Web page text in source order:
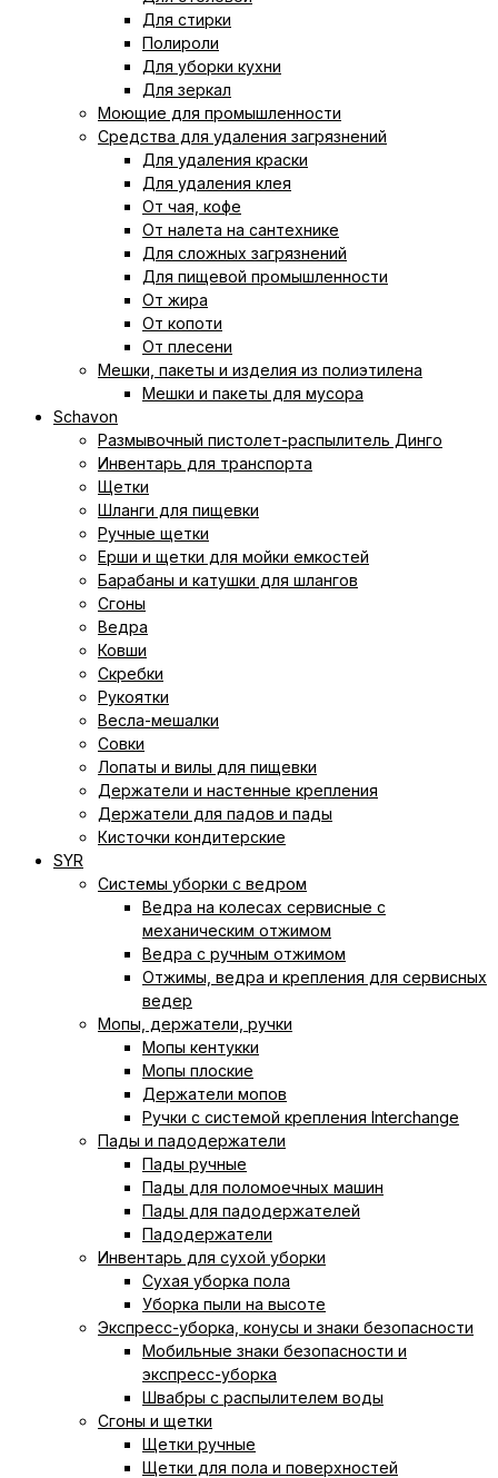
Для стирки
Полироли
Для уборки кухни
Для зеркал
Моющие для промышленности
Средства для удаления загрязнений
Для удаления краски
Для удаления клея
От чая, кофе
От налета на сантехнике
Для сложных загрязнений
Для пищевой промышленности
От жира
От копоти
От плесени
Мешки, пакеты и изделия из полиэтилена
Мешки и пакеты для мусора
Schavon
Размывочный пистолет-распылитель Динго
Инвентарь для транспорта
Щетки
Шланги для пищевки
Ручные щетки
Ерши и щетки для мойки емкостей
Барабаны и катушки для шлангов
Сгоны
Ведра
Ковши
Скребки
Рукоятки
Весла-мешалки
Совки
Лопаты и вилы для пищевки
Держатели и настенные крепления
Держатели для падов и пады
Кисточки кондитерские
SYR
Системы уборки с ведром
Ведра на колесах сервисные с
механическим отжимом
Ведра с ручным отжимом
Отжимы, ведра и крепления для сервисных
ведер
Мопы, держатели, ручки
Мопы кентукки
Мопы плоские
Держатели мопов
Ручки с системой крепления Interchange
Пады и падодержатели
Пады ручные
Пады для поломоечных машин
Пады для падодержателей
Падодержатели
Инвентарь для сухой уборки
Сухая уборка пола
Уборка пыли на высоте
Экспресс-уборка, конусы и знаки безопасности
Мобильные знаки безопасности и
экспресс-уборка
Швабры с распылителем воды
Сгоны и щетки
Щетки ручные
Щетки для пола и поверхностей